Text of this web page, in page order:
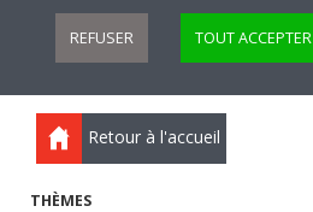
REFUSER TOUT ACCEPTER
Retour à l'accueil
THÈMES